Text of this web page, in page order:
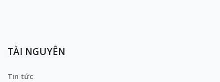
TÀI NGUYÊN
Tin tức